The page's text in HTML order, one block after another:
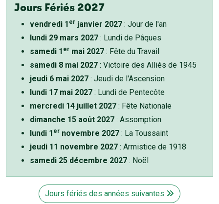
Jours Fériés 2027
vendredi 1 er janvier 2027 : Jour de l'an
lundi 29 mars 2027 : Lundi de Pâques
samedi 1 er mai 2027 : Fête du Travail
samedi 8 mai 2027 : Victoire des Alliés de 1945
jeudi 6 mai 2027 : Jeudi de l'Ascension
lundi 17 mai 2027 : Lundi de Pentecôte
mercredi 14 juillet 2027 : Fête Nationale
dimanche 15 août 2027 : Assomption
lundi 1 er novembre 2027 : La Toussaint
jeudi 11 novembre 2027 : Armistice de 1918
samedi 25 décembre 2027 : Noël
Jours fériés des années suivantes